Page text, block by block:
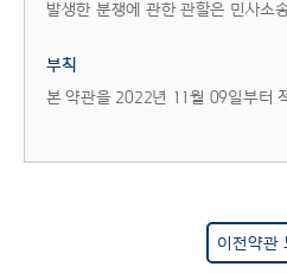
발생한 분쟁에 관한 관할은 민사소
부칙
본 약관을 2022년 11월 09일부터
이전약관